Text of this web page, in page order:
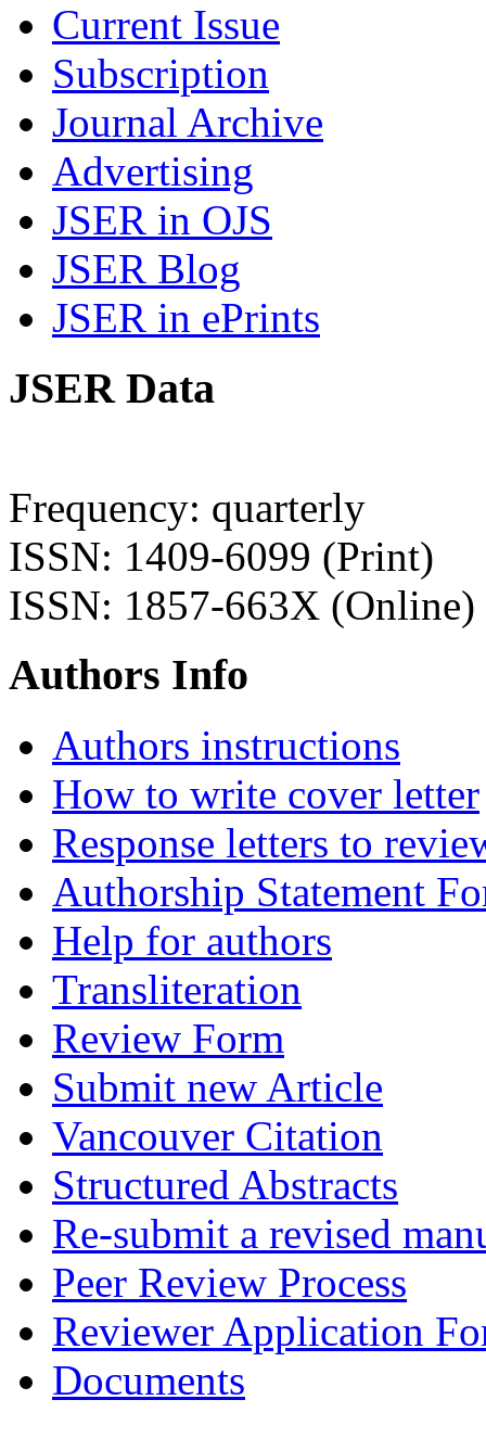
Current Issue
Subscription
Journal Archive
Advertising
JSER in OJS
JSER Blog
JSER in ePrints
JSER Data
Frequency: quarterly
ISSN: 1409-6099 (Print)
ISSN: 1857-663X (Online)
Authors Info
Authors instructions
How to write cover letter
Response letters to
Authorship Statement
Help for authors
Transliteration
Review Form
Submit new Article
Vancouver Citation
Structured Abstracts
Re-submit a revised
Peer Review Process
Reviewer Application
Documents